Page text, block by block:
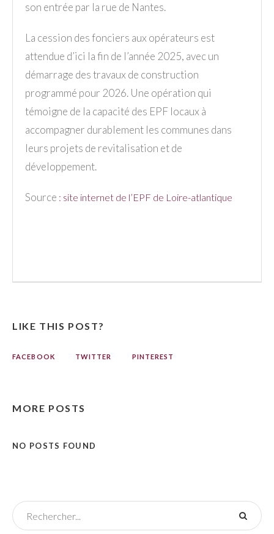
son entrée par la rue de Nantes.
La cession des fonciers aux opérateurs est
attendue d’ici la fin de l’année 2025, avec un
démarrage des travaux de construction
programmé pour 2026. Une opération qui
témoigne de la capacité des EPF locaux à
accompagner durablement les communes dans
leurs projets de revitalisation et de
développement.
Source : site internet de l’EPF de Loire-atlantique
LIKE THIS POST?
FACEBOOK TWITTER PINTEREST
MORE POSTS
NO POSTS FOUND